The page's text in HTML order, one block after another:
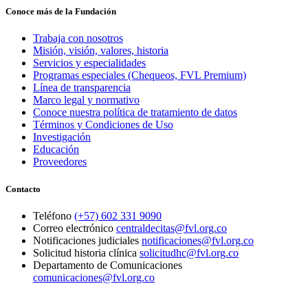
Conoce más de la Fundación
Trabaja con nosotros
Misión, visión, valores, historia
Servicios y especialidades
Programas especiales (Chequeos, FVL Premium)
Línea de transparencia
Marco legal y normativo
Conoce nuestra política de tratamiento de datos
Términos y Condiciones de Uso
Investigación
Educación
Proveedores
Contacto
Teléfono (+57) 602 331 9090
Correo electrónico centraldecitas@fvl.org.co
Notificaciones judiciales notificaciones@fvl.org.co
Solicitud historia clínica solicitudhc@fvl.org.co
Departamento de Comunicaciones
comunicaciones@fvl.org.co